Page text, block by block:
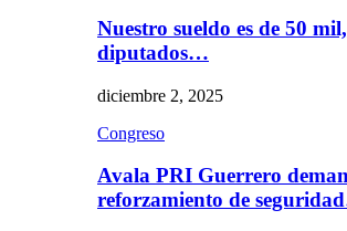
Nuestro sueldo es de 50
diputados…
diciembre 2, 2025
Congreso
Avala PRI Guerrero
reforzamiento de